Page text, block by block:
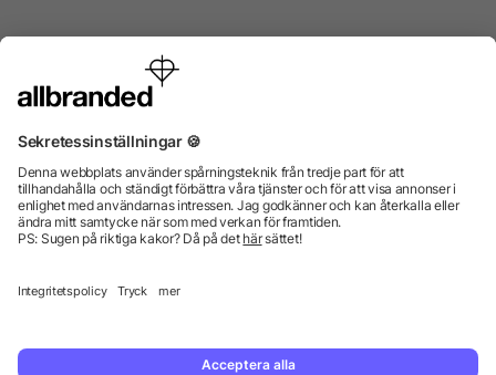
Internationellt
enbart till företag, institutioner, föreningar och
© 2026 allbranded GmbH.